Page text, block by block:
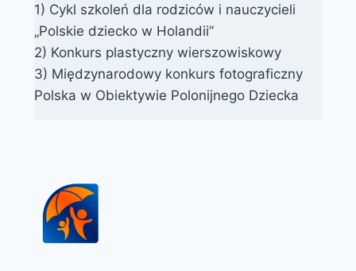
1) Cykl szkoleń dla rodziców i nauczycieli
„Polskie dziecko w Holandii”
2) Konkurs plastyczny wierszowiskowy
3) Międzynarodowy konkurs fotograficzny
Polska w Obiektywie Polonijnego Dziecka